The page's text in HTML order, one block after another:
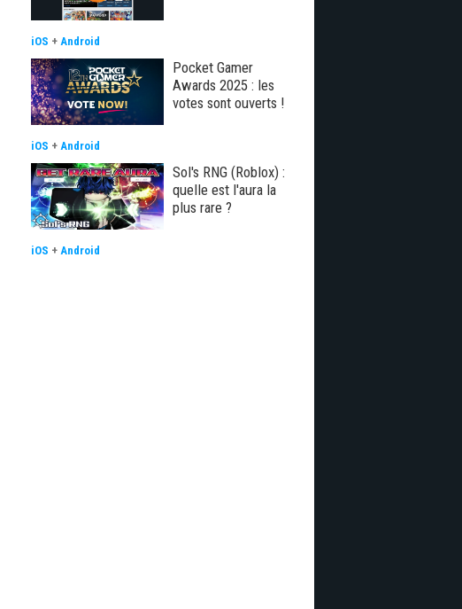
iOS + Android
Pocket Gamer
Awards 2025 : les
votes sont ouverts !
iOS + Android
Sol's RNG (Roblox) :
quelle est l'aura la
plus rare ?
iOS + Android